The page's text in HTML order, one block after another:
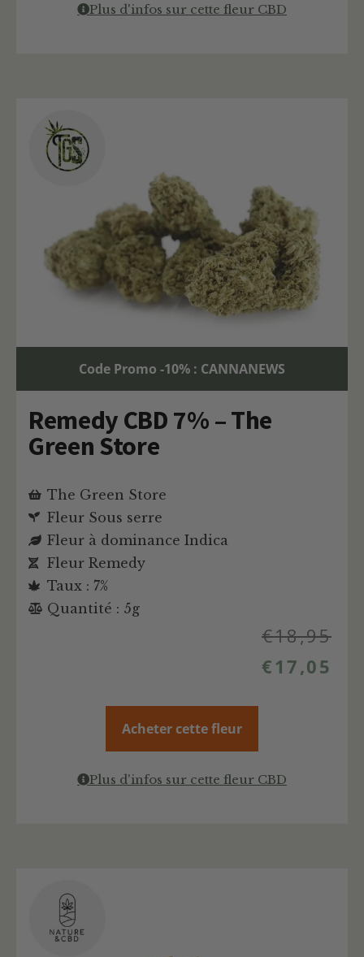
Plus d'infos sur cette fleur CBD
Code Promo -10% : CANNANEWS
Remedy CBD 7% – The
Green Store
The Green Store
Fleur Sous serre
Fleur à dominance Indica
Fleur Remedy
Taux : 7%
Quantité : 5g
€18,95
€ 17,05
Acheter cette fleur
Plus d'infos sur cette fleur CBD